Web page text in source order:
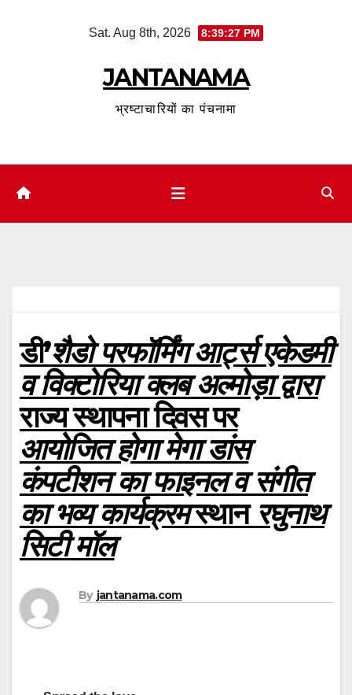
Sat. Aug 8th, 2026 8:39:28 PM
JANTANAMA
भ्रष्टाचारियों का पंचनामा
डी’शैडो परफॉर्मिंग आर्ट्स एकेडमी
व विक्टोरिया क्लब अल्मोड़ा द्वारा
राज्य स्थापना दिवस पर
आयोजित होगा मेगा डांस
कंपटीशन का फाइनल व संगीत
का भव्य कार्यक्रमस्थान रघुनाथ
सिटी मॉल
By jantanama.com